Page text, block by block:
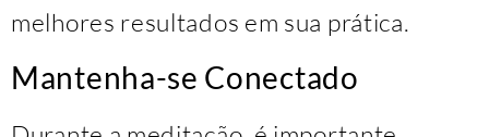
melhores resultados em sua prática.
Mantenha-se Conectado